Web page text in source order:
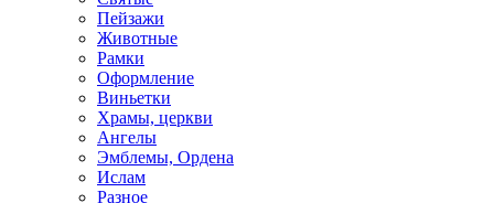
Пейзажи
Животные
Рамки
Оформление
Виньетки
Храмы, церкви
Ангелы
Эмблемы, Ордена
Ислам
Разное